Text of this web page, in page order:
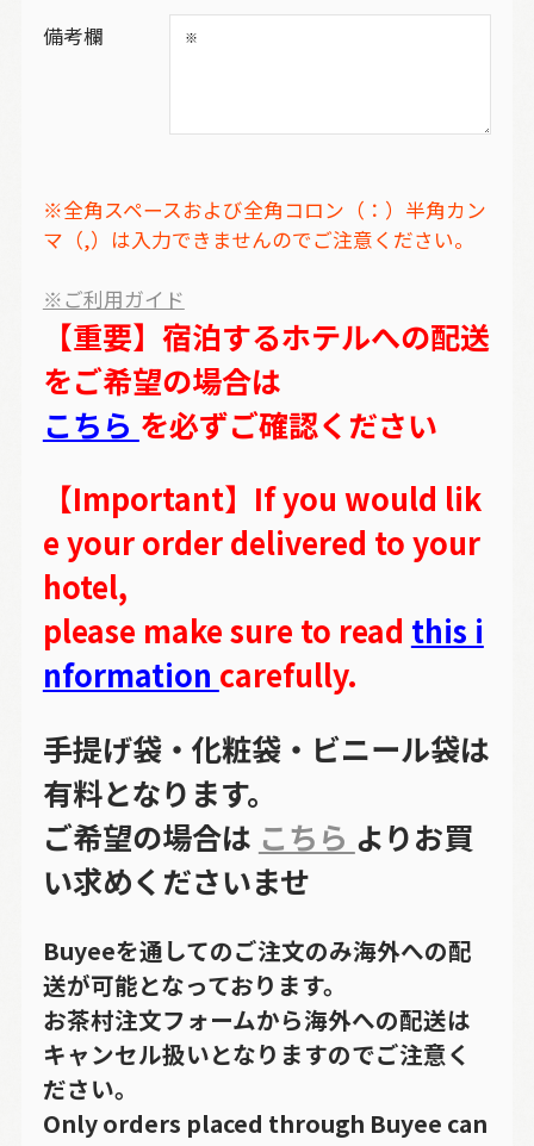
備考欄
※全角スペースおよび全角コロン（：）半角カン
マ（,）は入力できませんのでご注意ください。
※ご利用ガイド
【重要】宿泊するホテルへの配送
をご希望の場合は
こちら を必ずご確認ください
【Important】If you would lik
e your order delivered to your
hotel,
please make sure to read this i
nformation carefully.
手提げ袋・化粧袋・ビニール袋は
有料となります。
ご希望の場合は こちら よりお買
い求めくださいませ
Buyeeを通してのご注文のみ海外への配
送が可能となっております。
お茶村注文フォームから海外への配送は
キャンセル扱いとなりますのでご注意く
ださい。
Only orders placed through Buyee can